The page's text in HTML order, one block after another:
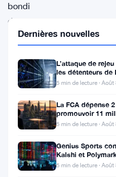
bondi
de
21,33%
$1,31,
classement
des
gagnants
selon
Dernières nouvelles
L’attaque de
les détenteurs de
scission de
5 min de lecture · Août
La FCA dépense
promouvoir 11
sur le financement
5 min de lecture · Août
Genius Sports
Kalshi et
d’affaires du T2
5 min de lecture · Août